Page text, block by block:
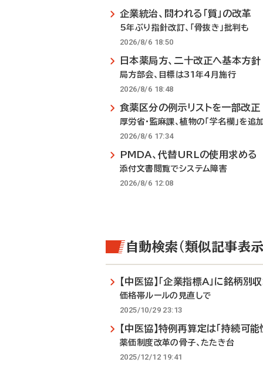
企業統治、問われる「質」の改革
5年ぶり指針改訂、「骨抜き」批判も
2026/8/6 18:50
日本薬局方、二十改正へ基本方針
局方部会、目標は31年4月施行
2026/8/6 18:48
食薬区分の例示リストを一部改正
厚労省・監麻課、植物の「学名欄」を追
2026/8/6 17:34
PMDA、代替URLの使用求める
添付文書閲覧でシステム障害
2026/8/6 12:08
自動検索（類似記事表示
【中医協】「企業指標A」に銘柄別
価格帯ルールの見直しで
2025/10/29 23:13
【中医協】特例再算定は「持続可
薬価制度改革の骨子、たたき台
2025/12/12 19:41